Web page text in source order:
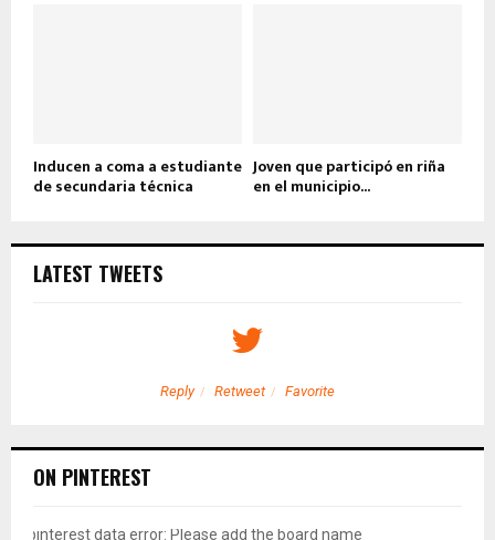
Inducen a coma a estudiante
de secundaria técnica
Joven que participó en riña
en el municipio...
LATEST TWEETS
Reply Retweet Favorite
ON PINTEREST
pinterest data error: Please add the board name